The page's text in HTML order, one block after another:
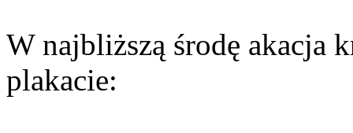
W najbliższą środę akacja
plakacie: